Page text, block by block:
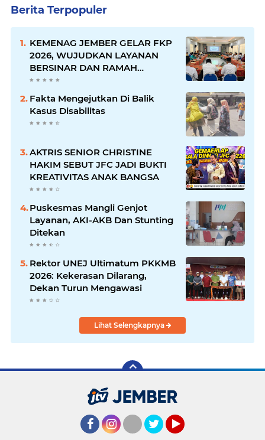
Berita Terpopuler
KEMENAG JEMBER GELAR FKP
2026, WUJUDKAN LAYANAN
BERSINAR DAN RAMAH
DISABILITAS
Fakta Mengejutkan Di Balik
Kasus Disabilitas
AKTRIS SENIOR CHRISTINE
HAKIM SEBUT JFC JADI BUKTI
KREATIVITAS ANAK BANGSA
Puskesmas Mangli Genjot
Layanan, AKI-AKB Dan Stunting
Ditekan
Rektor UNEJ Ultimatum PKKMB
2026: Kekerasan Dilarang,
Dekan Turun Mengawasi
Lihat Selengkapnya